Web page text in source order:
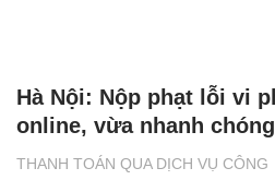
THANH TOÁN QUA DỊCH VỤ CÔNG
Hà Nội: Nộp phạt lỗi vi
online, vừa nhanh